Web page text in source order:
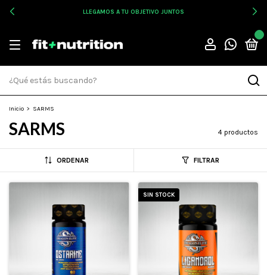
LLEGAMOS A TU OBJETIVO JUNTOS
Inicio > SARMS
SARMS 4 productos
ORDENAR FILTRAR
SIN STOCK